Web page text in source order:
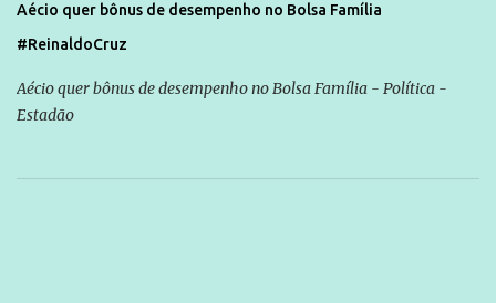
Aécio quer bônus de desempenho no Bolsa Família
#ReinaldoCruz
Aécio quer bônus de desempenho no Bolsa Família - Política -
Estadão